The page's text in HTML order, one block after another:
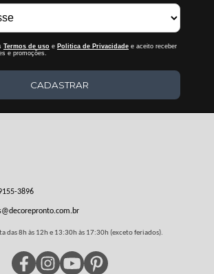
Termos de uso e Politica de Privacidadee aceito receber
e promoções.
CADASTRAR
3896
das 8h às 12h e 13:30h às 17:30h (exceto feriados).